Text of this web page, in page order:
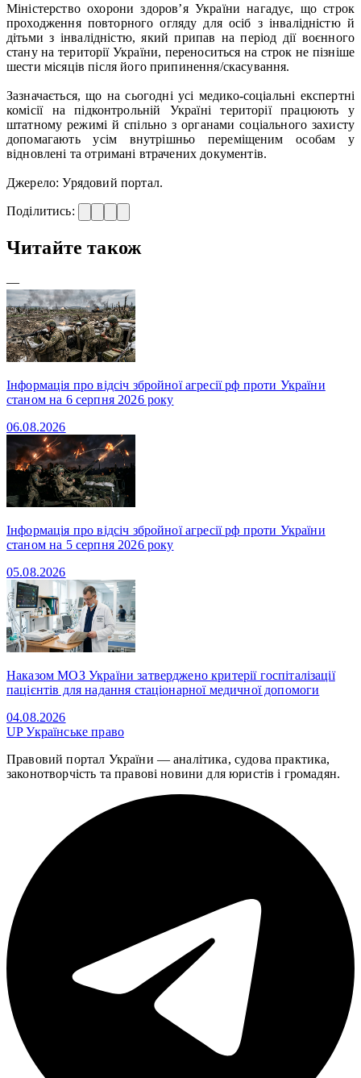
Міністерство охорони здоров’я України нагадує, що строк
проходження повторного огляду для осіб з інвалідністю й
дітьми з інвалідністю, який припав на період дії воєнного
стану на території України, переноситься на строк не пізніше
шести місяців після його припинення/скасування.
Зазначається, що на сьогодні усі медико-соціальні експертні
комісії на підконтрольній Україні території працюють у
штатному режимі й спільно з органами соціального захисту
допомагають усім внутрішньо переміщеним особам у
відновлені та отримані втрачених документів.
Джерело: Урядовий портал.
Поділитись:
Читайте також
—
Інформація про відсіч збройної агресії рф проти України
станом на 6 серпня 2026 року
06.08.2026
Інформація про відсіч збройної агресії рф проти України
станом на 5 серпня 2026 року
05.08.2026
Наказом МОЗ України затверджено критерії госпіталізації
пацієнтів для надання стаціонарної медичної допомоги
04.08.2026
UPУкраїнське право
Правовий портал України — аналітика, судова практика,
законотворчість та правові новини для юристів і громадян.